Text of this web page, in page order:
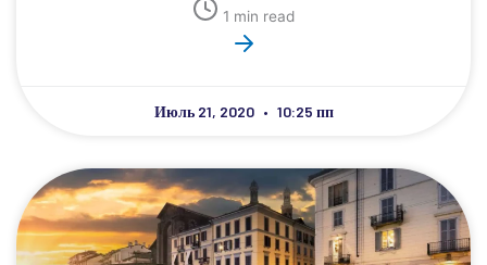
1 min read
Июль 21, 2020 10:25 пп